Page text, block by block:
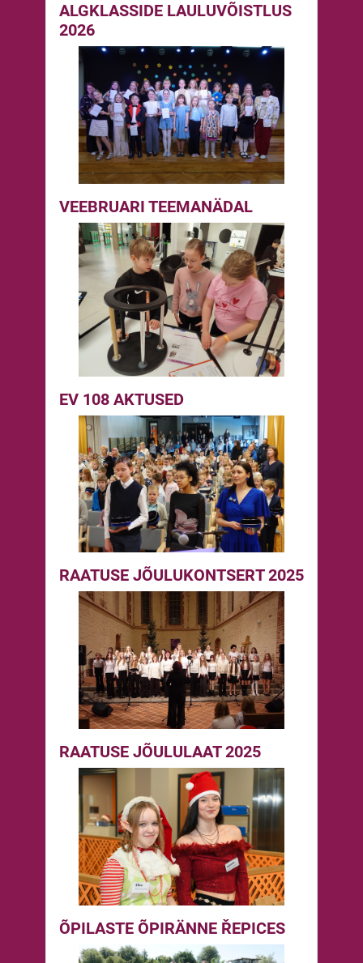
ALGKLASSIDE LAULUVÕISTLUS
2026
VEEBRUARI TEEMANÄDAL
EV 108 AKTUSED
RAATUSE JÕULUKONTSERT 2025
RAATUSE JÕULULAAT 2025
ÕPILASTE ÕPIRÄNNE ŘEPICES